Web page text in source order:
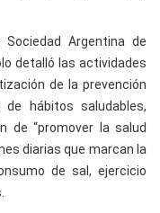
Argentina de
detalló las actividades
de la prevención
hábitos saludables,
de “promover la salud
diarias que marcan la
de sal, ejercicio